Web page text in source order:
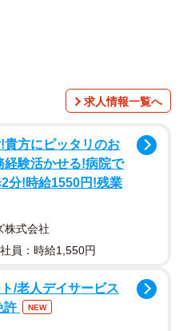
求人情報一覧へ
方にピッタリのお
験活かせる!病院で
分!時給1550円!残業
株式会社
員：時給1,550円
/老人デイサービス
許
NEW